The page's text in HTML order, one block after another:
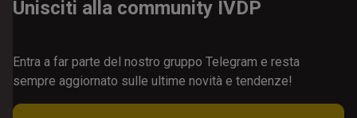
Unisciti alla community IVDP
Entra a far parte del nostro gruppo Telegram e resta
sempre aggiornato sulle ultime novità e tendenze!